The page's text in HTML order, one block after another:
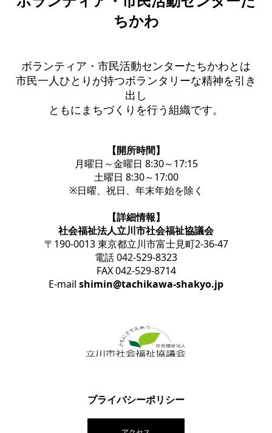
ちかわ
ボランティア・市民活動センターたちかわとは
市民一人ひとりが持つボランタリーな精神を引き
出し
ともにまちづくりを行う組織です。
【開所時間】
月曜日～金曜日 8:30～17:15
土曜日 8:30～17:00
※日曜、祝日、年末年始を除く
【詳細情報】
社会福祉法人立川市社会福祉協議会
〒190-0013 東京都立川市富士見町2-36-47
電話 042-529-8323
FAX 042-529-8714
E-mail shimin@tachikawa-shakyo.jp
プライバシーポリシー